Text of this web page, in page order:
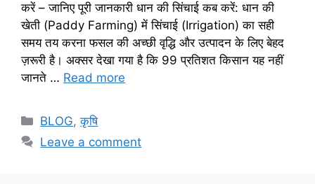
करें – जानिए पूरी जानकारी धान की सिंचाई कब करें: धान की
खेती (Paddy Farming) में सिंचाई (Irrigation) का सही
समय तय करना फसल की अच्छी वृद्धि और उत्पादन के लिए बेहद
ज़रूरी है। अक्सर देखा गया है कि 99 प्रतिशत किसान यह नहीं
जानते … Read more
BLOG,कृषि
Leave a comment